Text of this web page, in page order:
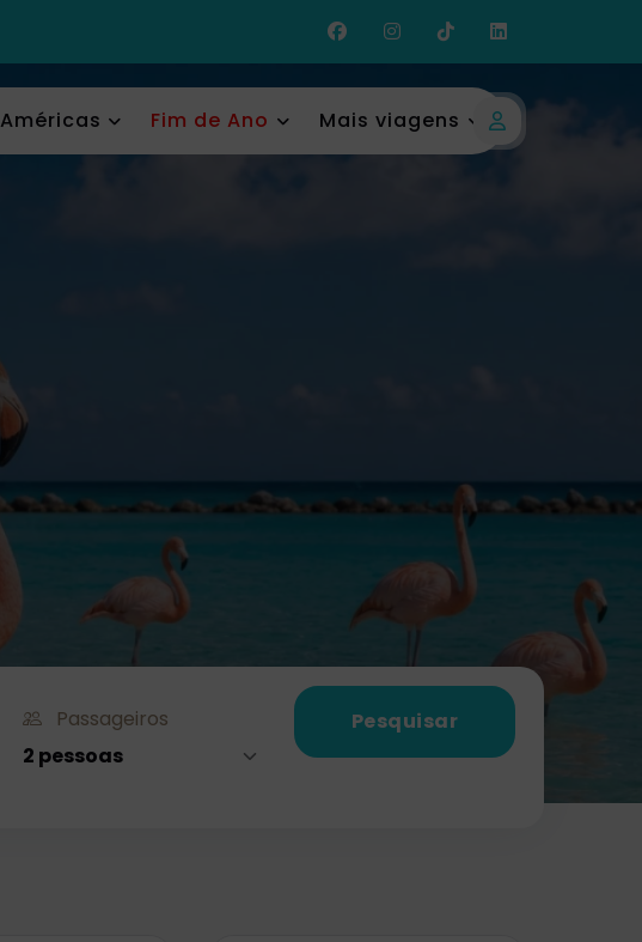
Américas Fim de Ano Mais viagens
Login
Passageiros
2 pessoas
Pesquisar